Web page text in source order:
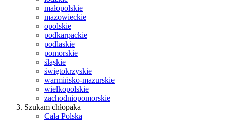
małopolskie
mazowieckie
opolskie
podkarpackie
podlaskie
pomorskie
śląskie
świętokrzyskie
warmińsko-mazurskie
wielkopolskie
zachodniopomorskie
Szukam chłopaka
Cała Polska